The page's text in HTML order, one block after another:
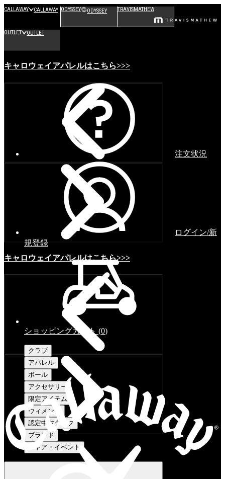
CALLAWAY CALLAWAY ODYSSEY ODYSSEY TRAVISMATHEW
OUTLET OUTLET
キャロウェイアパレルはこちら>>>
キャロウェイアパレルはこちら>>>
注文状況
ログイン/新
規登録
ショッピングカート (0)
クラブ
アパレル
ボール
アクセサリー
限定アイテム
ウィメンズ
認定中古クラブ
ブランド
ストア・イベント